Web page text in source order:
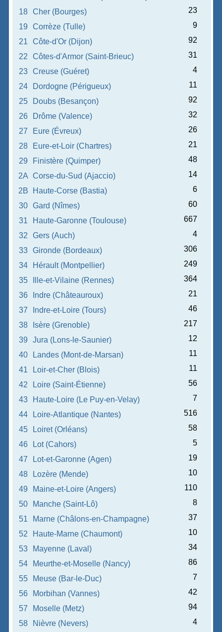
18
Cher (Bourges)
23
19
Corrèze (Tulle)
9
21
Côte-d'Or (Dijon)
92
22
Côtes-d'Armor (Saint-Brieuc)
31
23
Creuse (Guéret)
4
24
Dordogne (Périgueux)
11
25
Doubs (Besançon)
92
26
Drôme (Valence)
32
27
Eure (Évreux)
26
28
Eure-et-Loir (Chartres)
21
29
Finistère (Quimper)
48
2A Corse-du-Sud (Ajaccio)
14
2B
Haute-Corse (Bastia)
6
30
Gard (Nîmes)
60
31
Haute-Garonne (Toulouse)
667
32
Gers (Auch)
4
33
Gironde (Bordeaux)
306
34
Hérault (Montpellier)
249
35
Ille-et-Vilaine (Rennes)
364
36
Indre (Châteauroux)
21
37
Indre-et-Loire (Tours)
46
38
Isère (Grenoble)
217
39
Jura (Lons-le-Saunier)
12
40
Landes (Mont-de-Marsan)
11
41
Loir-et-Cher (Blois)
11
42
Loire (Saint-Étienne)
56
43
Haute-Loire (Le Puy-en-Velay)
7
44
Loire-Atlantique (Nantes)
516
45
Loiret (Orléans)
58
46
Lot (Cahors)
5
47
Lot-et-Garonne (Agen)
19
48
Lozère (Mende)
10
49
Maine-et-Loire (Angers)
110
50
Manche (Saint-Lô)
8
51
Marne (Châlons-en-Champagne)
37
52
Haute-Marne (Chaumont)
10
53
Mayenne (Laval)
34
54
Meurthe-et-Moselle (Nancy)
86
55
Meuse (Bar-le-Duc)
7
56
Morbihan (Vannes)
42
57
Moselle (Metz)
94
58
Nièvre (Nevers)
4